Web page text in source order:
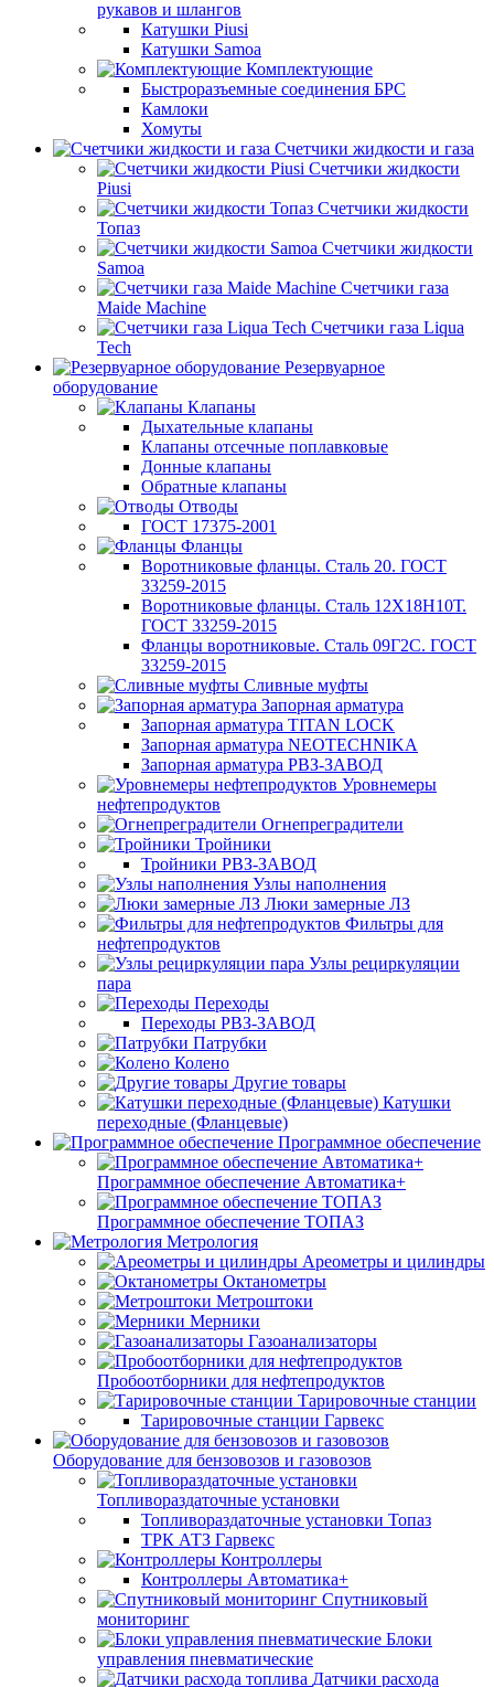
рукавов и шлангов
Катушки Piusi
Катушки Samoa
Комплектующие
Быстроразъемные соединения БРС
Камлоки
Хомуты
Счетчики жидкости и газа
Счетчики жидкости
Piusi
Счетчики жидкости
Топаз
Счетчики жидкости
Samoa
Счетчики газа
Maide Machine
Счетчики газа Liqua
Tech
Резервуарное
оборудование
Клапаны
Дыхательные клапаны
Клапаны отсечные поплавковые
Донные клапаны
Обратные клапаны
Отводы
ГОСТ 17375-2001
Фланцы
Воротниковые фланцы. Сталь 20. ГОСТ
33259-2015
Воротниковые фланцы. Сталь 12Х18Н10Т.
ГОСТ 33259-2015
Фланцы воротниковые. Сталь 09Г2С. ГОСТ
33259-2015
Сливные муфты
Запорная арматура
Запорная арматура TITAN LOCK
Запорная арматура NEOTECHNIKA
Запорная арматура РВЗ-ЗАВОД
Уровнемеры
нефтепродуктов
Огнепреградители
Тройники
Тройники РВЗ-ЗАВОД
Узлы наполнения
Люки замерные ЛЗ
Фильтры для
нефтепродуктов
Узлы рециркуляции
пара
Переходы
Переходы РВЗ-ЗАВОД
Патрубки
Колено
Другие товары
Катушки
переходные (Фланцевые)
Программное обеспечение
Программное обеспечение Автоматика+
Программное обеспечение ТОПАЗ
Метрология
Ареометры и цилиндры
Октанометры
Метроштоки
Мерники
Газоанализаторы
Пробоотборники для нефтепродуктов
Тарировочные станции
Тарировочные станции Гарвекс
Оборудование для бензовозов и газовозов
Топливораздаточные установки
Топливораздаточные установки Топаз
ТРК АТЗ Гарвекс
Контроллеры
Контроллеры Автоматика+
Спутниковый
мониторинг
Блоки
управления пневматические
Датчики расхода